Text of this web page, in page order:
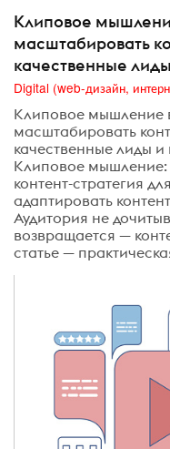
Клиповое
масштабировать
качественные
Клиповое мышление
масштабировать
качественные лиды
Клиповое мышление:
контент-стратегия
адаптировать
Аудитория не
возвращается —
статье —